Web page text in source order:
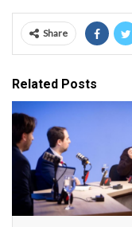
Share
Related Posts